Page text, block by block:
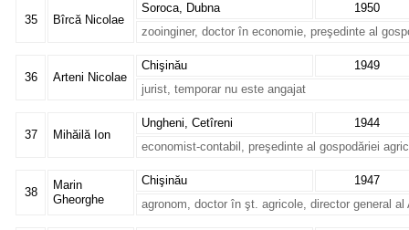
35 Bîrcă Nicolae
Soroca, Dubna
1950
zooinginer, doctor în economie, preşedinte al
36 Arteni Nicolae
Chişinău
1949
jurist, temporar nu este angajat
37 Mihăilă Ion
Ungheni, Cetîreni
1944
economist-contabil, preşedinte al gospodăriei
38
Marin
Gheorghe
Chişinău
1947
agronom, doctor în şt. agricole, director general al